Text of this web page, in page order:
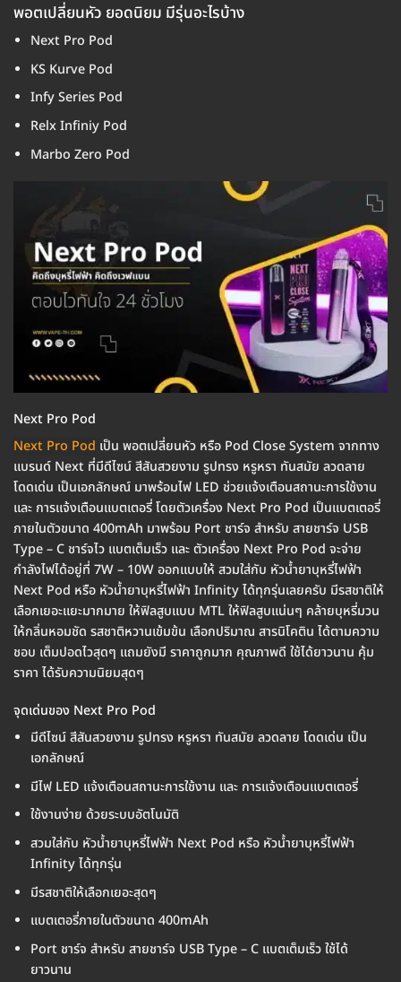
พอตเปลี่ยนหัว ยอดนิยม มีรุ่นอะไรบ้าง
Next Pro Pod
KS Kurve Pod
Infy Series Pod
Relx Infiniy Pod
Marbo Zero Pod
Next Pro Pod
Next Pro Pod เป็น พอตเปลี่ยนหัว หรือ Pod Close System จากทาง
แบรนด์ Next ที่มีดีไซน์ สีสันสวยงาม รูปทรง หรูหรา ทันสมัย ลวดลาย
โดดเด่น เป็นเอกลักษณ์ มาพร้อมไฟ LED ช่วยแจ้งเตือนสถานะการใช้งาน
และ การแจ้งเตือนแบตเตอรี่ โดยตัวเครื่อง Next Pro Pod เป็นแบตเตอรี่
ภายในตัวขนาด 400mAh มาพร้อม Port ชาร์จ สำหรับ สายชาร์จ USB
Type – C ชาร์จไว แบตเต็มเร็ว และ ตัวเครื่อง Next Pro Pod จะจ่าย
กำลังไฟได้อยู่ที่ 7W – 10W ออกแบบให้ สวมใส่กับ หัวน้ำยาบุหรี่ไฟฟ้า
Next Pod หรือ หัวน้ำยาบุหรี่ไฟฟ้า Infinity ได้ทุกรุ่นเลยครับ มีรสชาติให้
เลือกเยอะแยะมากมาย ให้ฟิลสูบแบบ MTL ให้ฟิลสูบแน่นๆ คล้ายบุหรี่มวน
ให้กลิ่นหอมชัด รสชาติหวานเข้มข้น เลือกปริมาณ สารนิโคติน ได้ตามความ
ชอบ เต็มปอดไวสุดๆ แถมยังมี ราคาถูกมาก คุณภาพดี ใช้ได้ยาวนาน คุ้ม
ราคา ได้รับความนิยมสุดๆ
จุดเด่นของ Next Pro Pod
มีดีไซน์ สีสันสวยงาม รูปทรง หรูหรา ทันสมัย ลวดลาย โดดเด่น เป็น
เอกลักษณ์
มีไฟ LED แจ้งเตือนสถานะการใช้งาน และ การแจ้งเตือนแบตเตอรี่
ใช้งานง่าย ด้วยระบบอัตโนมัติ
สวมใส่กับ หัวน้ำยาบุหรี่ไฟฟ้า Next Pod หรือ หัวน้ำยาบุหรี่ไฟฟ้า
Infinity ได้ทุกรุ่น
มีรสชาติให้เลือกเยอะสุดๆ
แบตเตอรี่ภายในตัวขนาด 400mAh
Port ชาร์จ สำหรับ สายชาร์จ USB Type – C แบตเต็มเร็ว ใช้ได้
ยาวนาน